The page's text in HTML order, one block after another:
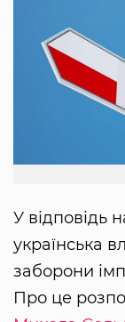
У відповідь
українська
заборони
Про це